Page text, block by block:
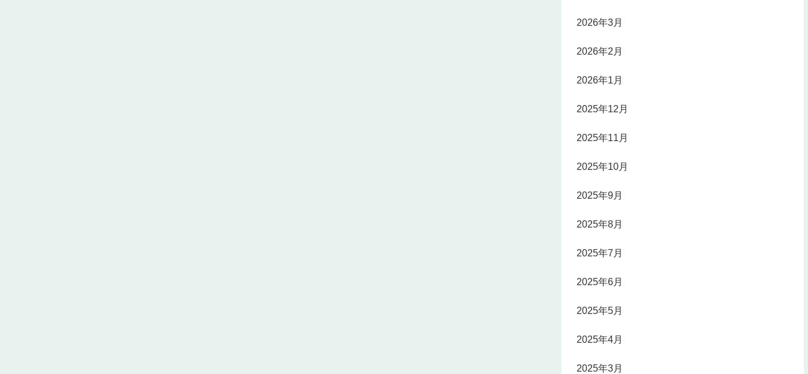
2026年3月
2026年2月
2026年1月
2025年12月
2025年11月
2025年10月
2025年9月
2025年8月
2025年7月
2025年6月
2025年5月
2025年4月
2025年3月